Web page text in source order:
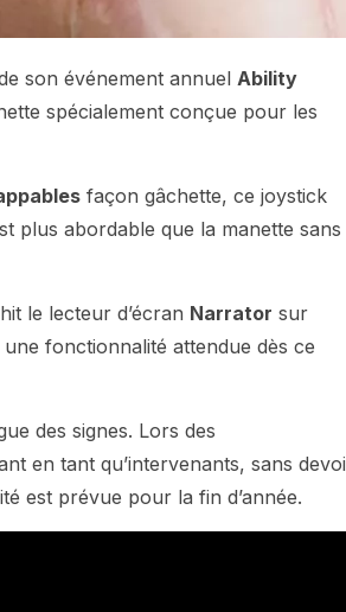
son événement annuel Ability
spécialement conçue pour les
façon gâchette, ce joystick
plus abordable que la manette
le lecteur d’écran Narrator sur
une fonctionnalité attendue dès ce
des signes. Lors des
en tant qu’intervenants, sans
est prévue pour la fin d’année.